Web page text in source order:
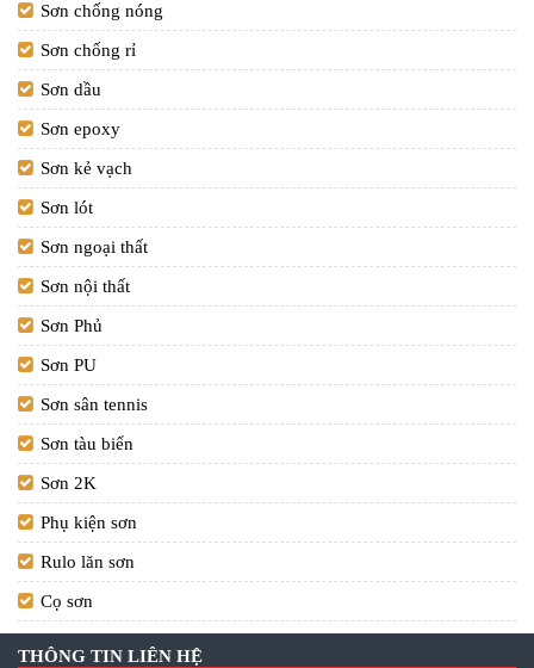
Sơn chống nóng
Sơn chống rỉ
Sơn dầu
Sơn epoxy
Sơn kẻ vạch
Sơn lót
Sơn ngoại thất
Sơn nội thất
Sơn Phủ
Sơn PU
Sơn sân tennis
Sơn tàu biển
Sơn 2K
Phụ kiện sơn
Rulo lăn sơn
Cọ sơn
THÔNG TIN LIÊN HỆ